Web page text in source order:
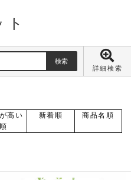
ト
詳細検索
高い
順
新着順 商品名順